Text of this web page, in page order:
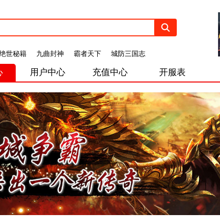
世秘籍 九曲封神 霸者天下 城防三国志
用户中心 充值中心 开服表